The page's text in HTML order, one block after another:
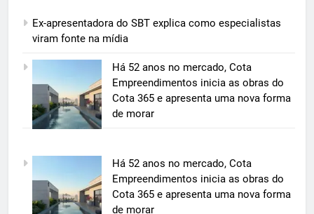
Ex-apresentadora do SBT explica como especialistas
viram fonte na mídia
Há 52 anos no mercado, Cota
Empreendimentos inicia as obras do
Cota 365 e apresenta uma nova forma
de morar
Há 52 anos no mercado, Cota
Empreendimentos inicia as obras do
Cota 365 e apresenta uma nova forma
de morar
5
Grupo Pereira lança iniciativa
pioneira e escalável de
aproveitamento de frutas, legumes
ECONOMIA & NEGÓCIOS
BIM transforma a construção civil
e mostra na prática como reduzir
custos, evitar desperdícios e
ECONOMIA & NEGÓCIOS